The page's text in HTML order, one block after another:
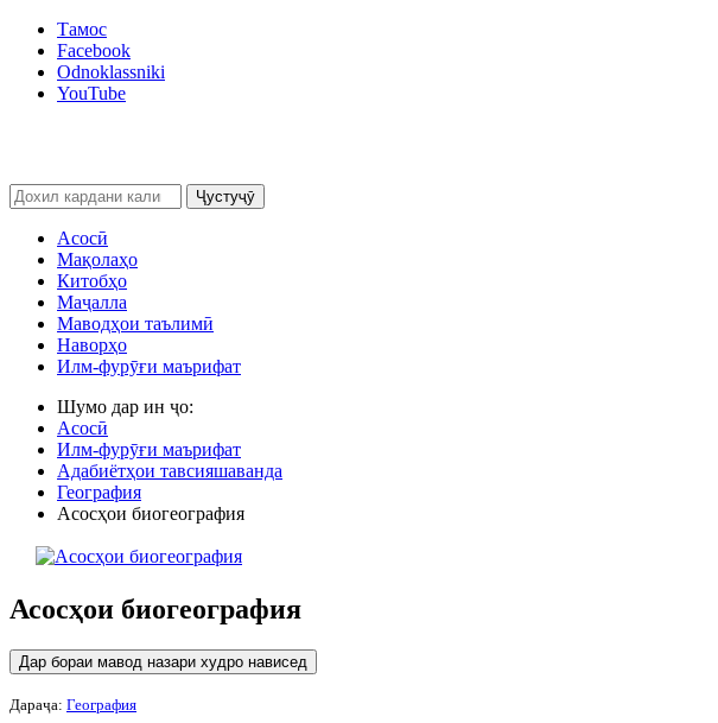
Тамос
Facebook
Odnoklassniki
YouTube
Ҷустуҷӯ
Асосӣ
Мақолаҳо
Китобҳо
Маҷалла
Маводҳои таълимӣ
Наворҳо
Илм-фурӯғи маърифат
Шумо дар ин ҷо:
Асосӣ
Илм-фурӯғи маърифат
Адабиётҳои тавсияшаванда
География
Асосҳои биогеография
Асосҳои биогеография
Дар бораи мавод назари худро нависед
Дараҷа: География